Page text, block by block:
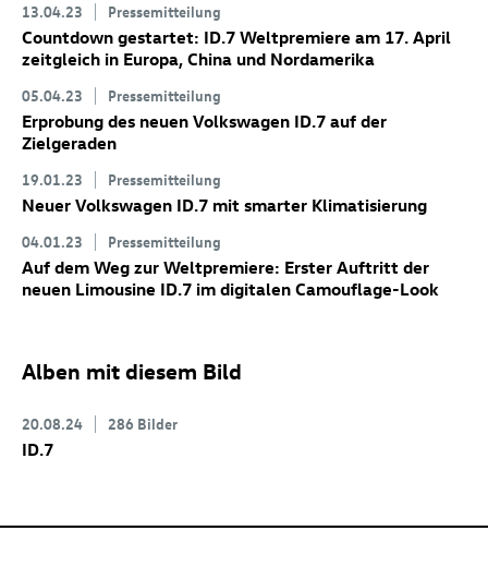
13.04.23 Pressemitteilung
Countdown gestartet: ID.7 Weltpremiere am 17. April
zeitgleich in Europa, China und Nordamerika
05.04.23 Pressemitteilung
Erprobung des neuen Volkswagen ID.7 auf der
Zielgeraden
19.01.23 Pressemitteilung
Neuer Volkswagen ID.7 mit smarter Klimatisierung
04.01.23 Pressemitteilung
Auf dem Weg zur Weltpremiere: Erster Auftritt der
neuen Limousine ID.7 im digitalen Camouflage-Look
Alben mit diesem Bild
20.08.24 286 Bilder
ID.7